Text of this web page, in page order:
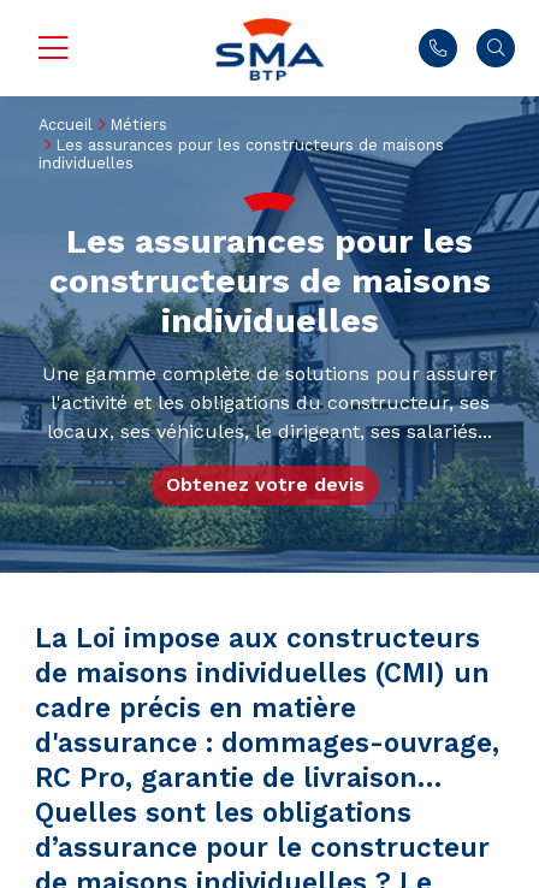
Accueil
Métiers
Les assurances pour les constructeurs de maisons
individuelles
Les assurances pour les
constructeurs de maisons
individuelles
Une gamme complète de solutions pour assurer
l'activité et les obligations du constructeur, ses
locaux, ses véhicules, le dirigeant, ses salariés...
Obtenez votre devis
La Loi impose aux constructeurs
de maisons individuelles (CMI) un
cadre précis en matière
d'assurance : dommages-ouvrage,
RC Pro, garantie de livraison…
Quelles sont les obligations
d’assurance pour le constructeur
de maisons individuelles ? Le